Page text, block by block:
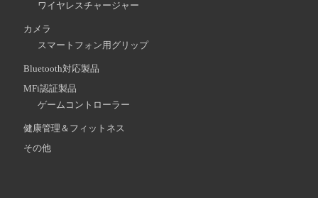
ワイヤレスチャージャー
カメラ
スマートフォン用グリップ
Bluetooth対応製品
MFi認証製品
ゲームコントローラー
健康管理＆フィットネス
その他